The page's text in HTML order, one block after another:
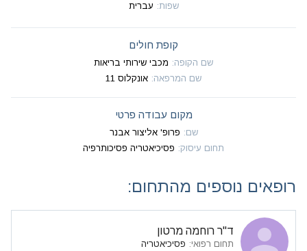
שפות: עברית
קופת חולים
שם הקופה: מכבי שירותי בריאות
שם המרפאה: אונקלוס 11
מקום עבודה פרטי
שם: פרופ' אליצור אבנר
תחום עיסוק: פסיכיאטריה פסיכותרפיה
רופאים נוספים מהתחום:
ד"ר רוחמה מרטון
תחום רפואי: פסיכיאטריה